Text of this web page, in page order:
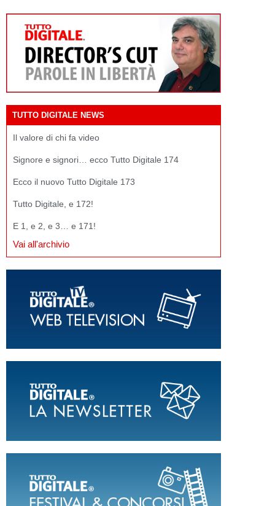
TUTTO DIGITALE NEWS
Il valore di chi fa video
Signore e signori… ecco Tutto Digitale 174
Ecco il nuovo Tutto Digitale 173
Tutto Digitale, e 172!
E 1, e 2, e 3… e 171!
Vai all'archivio